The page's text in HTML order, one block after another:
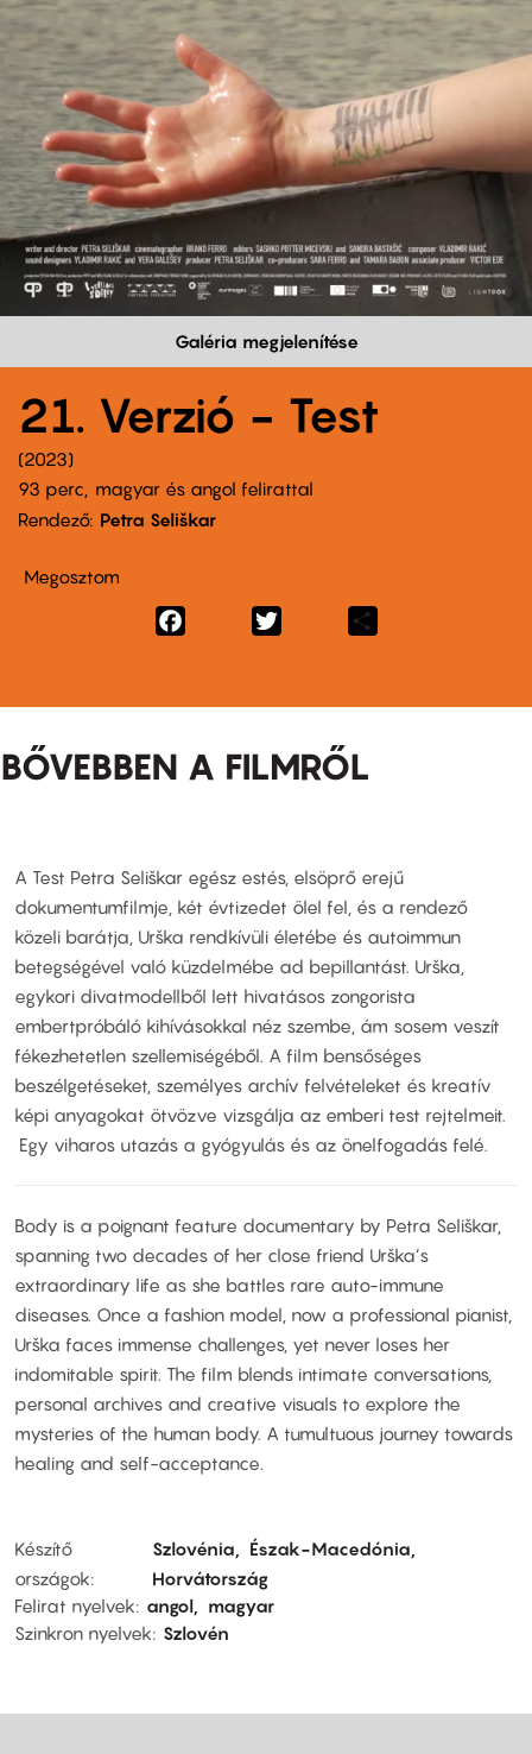
Galéria megjelenítése
21. Verzió - Test
2023
93 perc,
magyar és angol felirattal
Rendező Petra Seliškar
Megosztom
Facebook
BŐVEBBEN A FILMRŐL
A Test Petra Seliškar egész estés, elsöprő erejű
dokumentumfilmje, két évtizedet ölel fel, és a rendező
közeli barátja, Urška rendkívüli életébe és autoimmun
betegségével való küzdelmébe ad bepillantást. Urška,
egykori divatmodellből lett hivatásos zongorista
embertpróbáló kihívásokkal néz szembe, ám sosem veszít
fékezhetetlen szellemiségéből. A film bensőséges
beszélgetéseket, személyes archív felvételeket és kreatív
képi anyagokat ötvözve vizsgálja az emberi test rejtelmeit.
Egy viharos utazás a gyógyulás és az önelfogadás felé.
Body is a poignant feature documentary by Petra Seliškar,
spanning two decades of her close friend Urška’s
extraordinary life as she battles rare auto-immune
diseases. Once a fashion model, now a professional pianist,
Urška faces immense challenges, yet never loses her
indomitable spirit. The film blends intimate conversations,
personal archives and creative visuals to explore the
mysteries of the human body. A tumultuous journey towards
healing and self-acceptance.
Készítő
országok
Szlovénia
Észak-Macedónia
Horvátország
Felirat nyelvek
angol
magyar
Szinkron nyelvek
Szlovén